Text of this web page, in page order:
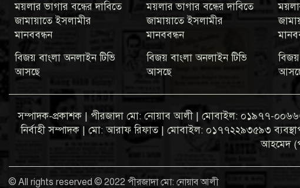
ময়লার ভাগার বন্ধের দাবিতে
জামায়াতে ইসলামীর
মানববন্ধন
বিজয় বাংলা অনলাইন টিভি
আসছে
ময়লার ভাগার বন্ধের দাবিতে
জামায়াতে ইসলামীর
মানববন্ধন
বিজয় বাংলা অনলাইন টিভি
আসছে
সম্পাদক-প্রকাশক | পীরজাদা মো: নোয়াব আলী | মোবাইল: ০১৯৭৭-
নির্বাহী সম্পাদক | মো: আরাফ রিফাত | মোবাইল: ০১৭৭২২৯৩৫৯৩
আহমেদ
© All rights reserved © 2022 পীরজাদা মো: নোয়াব আলী